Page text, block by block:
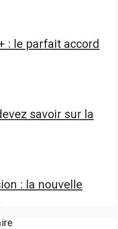
: le parfait accord
savoir sur la
: la nouvelle